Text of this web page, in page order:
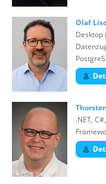
Olaf
Desktop
.NET,